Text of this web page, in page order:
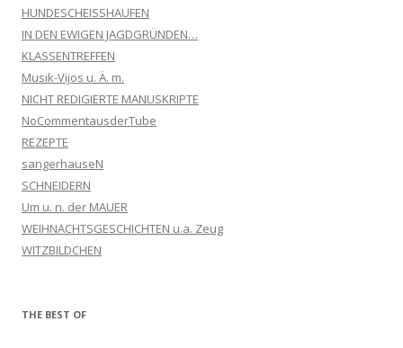
HUNDESCHEISSHAUFEN
IN DEN EWIGEN JAGDGRÜNDEN…
KLASSENTREFFEN
Musik-Vijos u. Ä. m.
NICHT REDIGIERTE MANUSKRIPTE
NoCommentausderTube
REZEPTE
sangerhauseN
SCHNEIDERN
Um u. n. der MAUER
WEIHNACHTSGESCHICHTEN u.a. Zeug
WITZBILDCHEN
THE BEST OF